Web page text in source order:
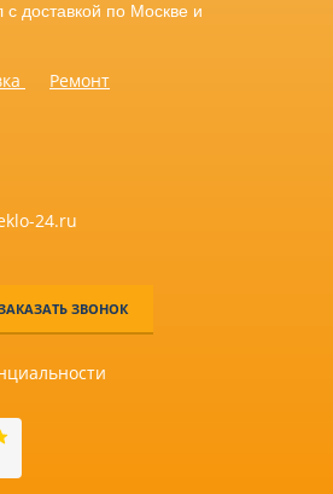
с доставкой по Москве и
Ремонт
24.ru
ЗВОНОК